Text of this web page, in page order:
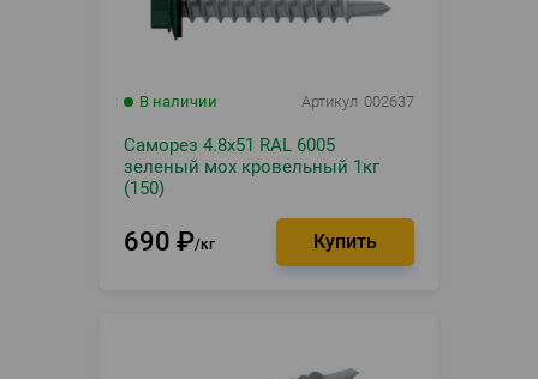
В наличии Артикул 002637
Саморез 4.8х51 RAL 6005
зеленый мох кровельный 1кг
(150)
690 ₽ кг